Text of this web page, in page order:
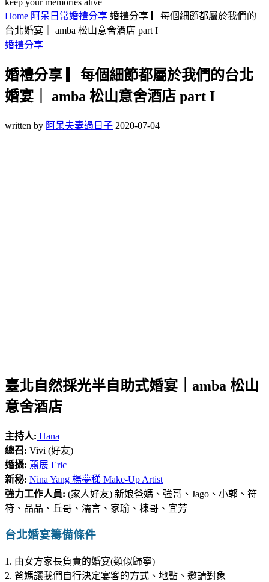
keep your memories alive
Home 阿呆日常婚禮分享 婚禮分享 ▎每個細節都屬於我們的
台北婚宴｜ amba 松山意舍酒店 part I
婚禮分享
婚禮分享 ▎每個細節都屬於我們的台北
婚宴｜ amba 松山意舍酒店 part I
written by 阿呆夫妻過日子 2020-07-04
臺北自然採光半自助式婚宴｜amba 松山
意舍酒店
主持人: Hana
總召: Vivi (好友)
婚攝: 蕭展 Eric
新秘: Nina Yang 楊夢稊 Make-Up Artist
強力工作人員: (家人好友) 新娘爸媽、強哥、Jago、小郭、符
符、品品、丘哥、濡言、家瑜、棟哥、宜芳
台北婚宴籌備條件
1. 由女方家長負責的婚宴(類似歸寧)
2. 爸媽讓我們自行決定宴客的方式、地點、邀請對象